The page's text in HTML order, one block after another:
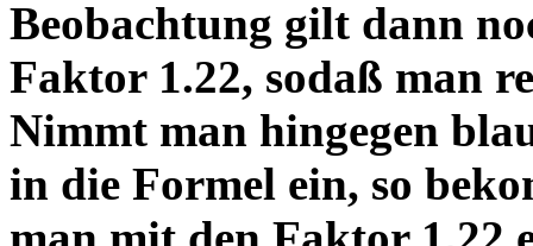
Beobachtung gilt dann
Faktor 1.22, sodaß man
Nimmt man hingegen
in die Formel ein, so